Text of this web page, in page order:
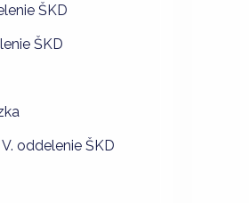
ŠKD
ŠKD
oddelenie ŠKD